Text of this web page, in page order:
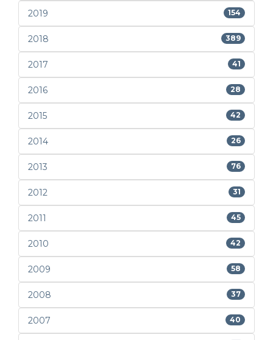
2019 154
2018 389
2017 41
2016 28
2015 42
2014 26
2013 76
2012 31
2011 45
2010 42
2009 58
2008 37
2007 40